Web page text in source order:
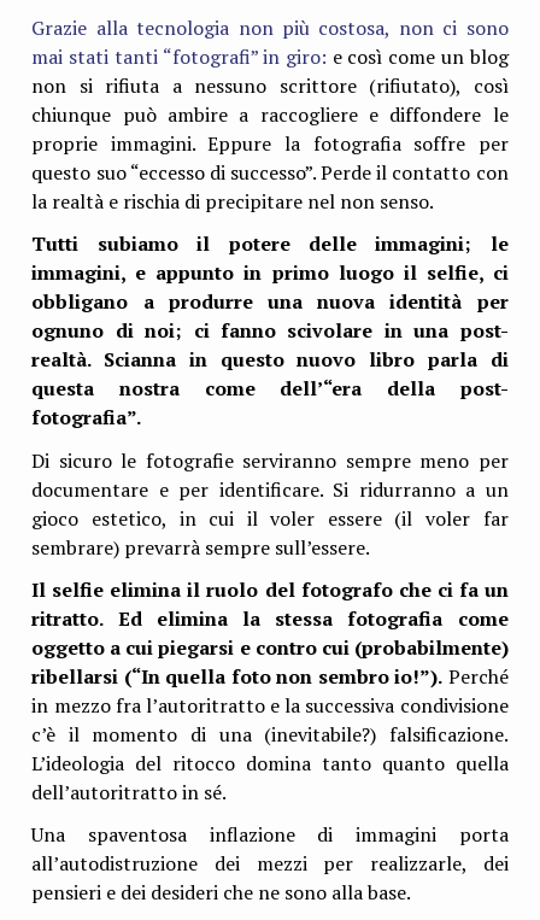
Grazie alla tecnologia non più costosa, non ci sono
mai stati tanti “fotografi” in giro: e così come un blog
non si rifiuta a nessuno scrittore (rifiutato), così
chiunque può ambire a raccogliere e diffondere le
proprie immagini. Eppure la fotografia soffre per
questo suo “eccesso di successo”. Perde il contatto con
la realtà e rischia di precipitare nel non senso.
Tutti subiamo il potere delle immagini; le
immagini, e appunto in primo luogo il selfie, ci
obbligano a produrre una nuova identità per
ognuno di noi; ci fanno scivolare in una post-
realtà. Scianna in questo nuovo libro parla di
questa nostra come dell’“era della post-
fotografia”.
Di sicuro le fotografie serviranno sempre meno per
documentare e per identificare. Si ridurranno a un
gioco estetico, in cui il voler essere (il voler far
sembrare) prevarrà sempre sull’essere.
Il selfie elimina il ruolo del fotografo che ci fa un
ritratto. Ed elimina la stessa fotografia come
oggetto a cui piegarsi e contro cui (probabilmente)
ribellarsi (“In quella foto non sembro io!”). Perché
in mezzo fra l’autoritratto e la successiva condivisione
c’è il momento di una (inevitabile?) falsificazione.
L’ideologia del ritocco domina tanto quanto quella
dell’autoritratto in sé.
Una spaventosa inflazione di immagini porta
all’autodistruzione dei mezzi per realizzarle, dei
pensieri e dei desideri che ne sono alla base.